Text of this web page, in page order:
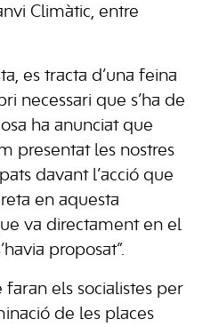
Climàtic, entre
es tracta d’una feina
necessari que s’ha de
ha anunciat que
presentat les nostres
davant l’acció que
en aquesta
va directament en el
proposat”.
faran els socialistes per
de les places